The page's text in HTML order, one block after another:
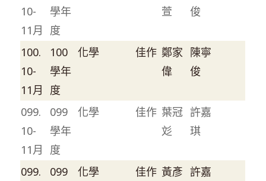
10-
11月
學年
度
萱
俊
100.
10-
11月
100
學年
度
化學 佳作 鄭家
偉
陳寧
俊
099.
10-
11月
099
學年
度
化學 佳作 葉冠
彣
許嘉
琪
099.
099
化學 佳作 黃彥 許嘉